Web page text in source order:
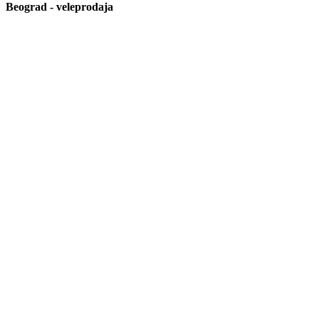
Beograd - veleprodaja